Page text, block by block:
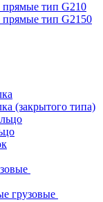
тип G210
тип G2150
(закрытого типа)
грузовые